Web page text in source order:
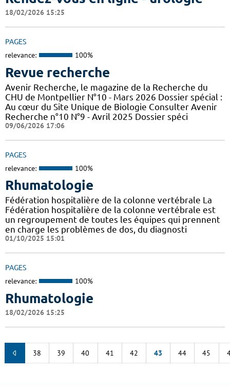
18/02/2026 15:25
PAGES
relevance: 100%
Revue recherche
Avenir Recherche, le magazine de la Recherche du
CHU de Montpellier N°10 - Mars 2026 Dossier spécial :
Au cœur du Site Unique de Biologie Consulter Avenir
Recherche n°10 N°9 - Avril 2025 Dossier spéci
09/06/2026 17:06
PAGES
relevance: 100%
Rhumatologie
Fédération hospitalière de la colonne vertébrale La
Fédération hospitalière de la colonne vertébrale est
un regroupement de toutes les équipes qui prennent
en charge les problèmes de dos, du diagnosti
01/10/2025 15:01
PAGES
relevance: 100%
Rhumatologie
18/02/2026 15:25
38 39 40 41 42 43 44 45